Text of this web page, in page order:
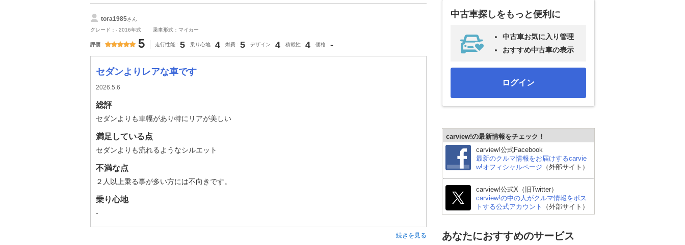
tora1985さん
グレード：- 2016年式
乗車形式：マイカー
評価 5 走行性能 5 乗り心地 4 燃費 5 デザイン 4 積載性 4 価格 -
セダンよりレアな車です
2026.5.6
総評
セダンよりも車幅があり特にリアが美しい
満足している点
セダンよりも流れるようなシルエット
不満な点
２人以上乗る事が多い方には不向きです。
乗り心地
-
続きを見る
中古車探しをもっと便利に
中古車お気に入り管理
おすすめ中古車の表示
ログイン
carview!の最新情報をチェック！
carview!公式Facebook
最新のクルマ情報をお届けするcarvie
w!オフィシャルページ （外部サイト）
carview!公式X（旧Twitter）
carview!の中の人がクルマ情報をポス
トする公式アカウント
（外部サイト）
あなたにおすすめのサービス